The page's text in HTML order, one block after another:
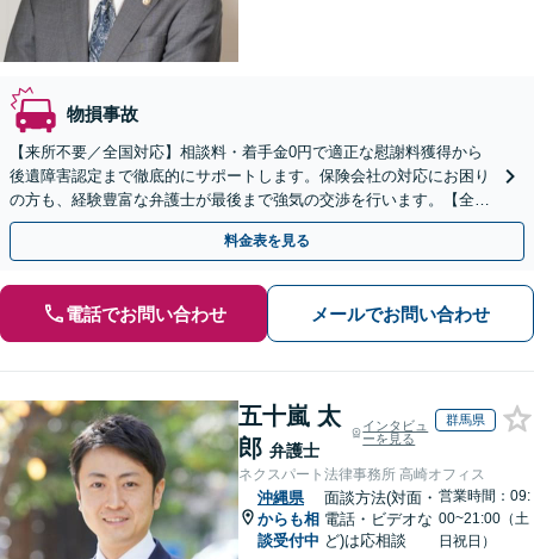
物損事故
【来所不要／全国対応】相談料・着手金0円で適正な慰謝料獲得から
後遺障害認定まで徹底的にサポートします。保険会社の対応にお困り
の方も、経験豊富な弁護士が最後まで強気の交渉を行います。【全国
13拠点】お気軽にご相談ください。
料金表を見る
電話でお問い合わせ メールでお問い合わせ
五十嵐 太
郎 弁護士
インタビュ
ーを見る
群馬県
ネクスパート法律事務所 高崎オフィス
沖縄県
からも相
談受付中
面談方法(対面・
電話・ビデオな
ど)は応相談
営業時間：09:
00~21:00（土
日祝日）